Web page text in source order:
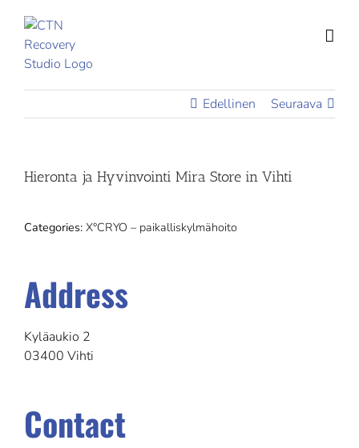
content
Edellinen Seuraava
Hieronta ja Hyvinvointi Mira Store in Vihti
Categories: X°CRYO – paikalliskylmähoito
Address
Kyläaukio 2
03400 Vihti
Contact